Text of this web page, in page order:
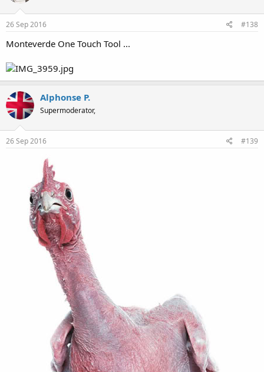
26 Sep 2016 #138
Monteverde One Touch Tool ...
Alphonse P.
Supermoderator,
26 Sep 2016 #139